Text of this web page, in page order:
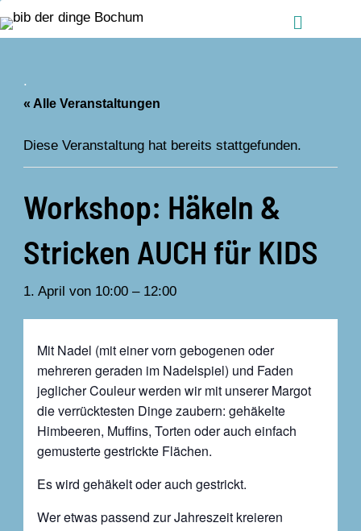
Menü
.
« Alle Veranstaltungen
Diese Veranstaltung hat bereits stattgefunden.
Workshop: Häkeln &
Stricken AUCH für KIDS
1. April von 10:00 – 12:00
Mit Nadel (mit einer vorn gebogenen oder
mehreren geraden im Nadelspiel) und Faden
jeglicher Couleur werden wir mit unserer Margot
die verrücktesten Dinge zaubern: gehäkelte
Himbeeren, Muffins, Torten oder auch einfach
gemusterte gestrickte Flächen.
Es wird gehäkelt oder auch gestrickt.
Wer etwas passend zur Jahreszeit kreieren